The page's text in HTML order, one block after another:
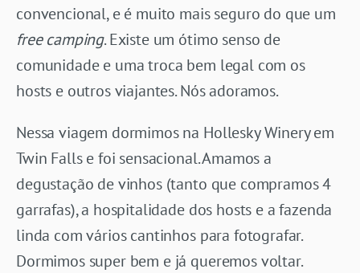
convencional, e é muito mais seguro do que um
free camping. Existe um ótimo senso de
comunidade e uma troca bem legal com os
hosts e outros viajantes. Nós adoramos.
Nessa viagem dormimos na Hollesky Winery em
Twin Falls e foi sensacional. Amamos a
degustação de vinhos (tanto que compramos 4
garrafas), a hospitalidade dos hosts e a fazenda
linda com vários cantinhos para fotografar.
Dormimos super bem e já queremos voltar.